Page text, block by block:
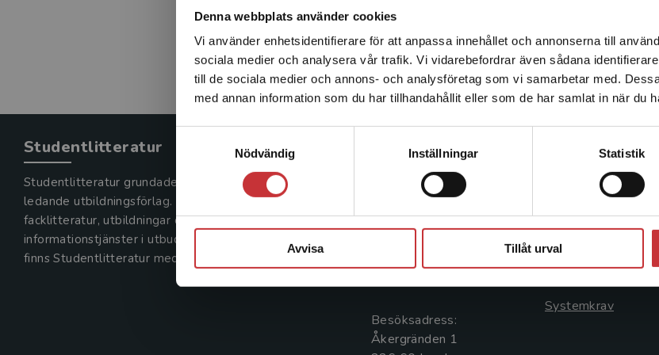
Denna webbplats använder cookies
Vi använder enhetsidentifierare för att anpassa innehållet och annonserna till
sociala medier och analysera vår trafik. Vi vidarebefordrar även sådana
till de sociala medier och annons- och analysföretag som vi samarbetar med.
med annan information som du har tillhandahållit eller som de har samlat in när du
Nödvändig
Inställningar Statistik
Avvisa Tillåt urval
Det verkar som att du besöker studentlitteratur.se
enhet utanför Sverige. Vi erbjuder inte leveranser
Sverige. För att kunna slutföra ett köp måste
leveransadressen vara i Sverige.Läs mer
Studentlitteratur
Studentlitteratur grundades 1963 och är idag Sveriges
ledande utbildningsförlag. Med läromedel, kurslitteratur,
facklitteratur, utbildningar och digitala
informationstjänster i utbudet,
finns Studentlitteratur med längs hela kunskapsresan.
Kontakta oss
Kontakta oss
046-31 20 00
Box 141
221 00 Lund
Besöksadress:
Åkergränden 1
Kundservice
Kontakta
046-31 21 00
Frågor och svar
Systemkrav